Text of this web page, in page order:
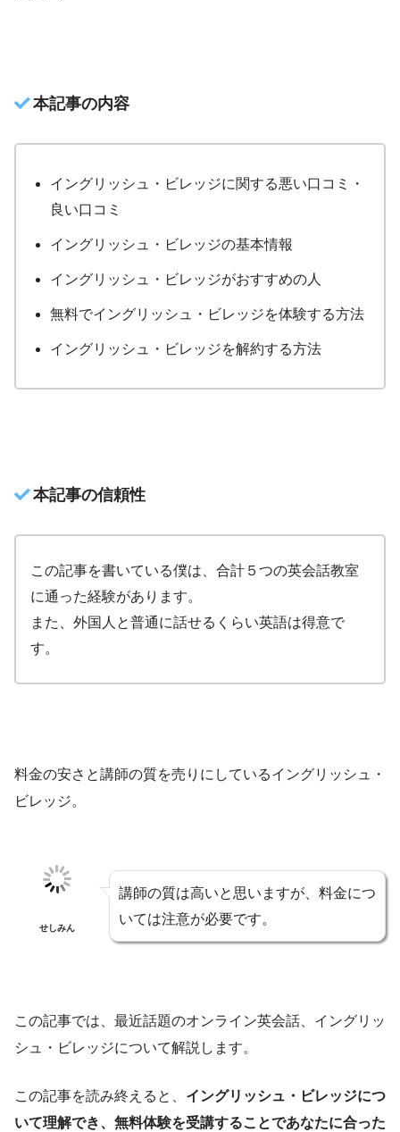
本記事の内容
イングリッシュ・ビレッジに関する悪い口コミ・
良い口コミ
イングリッシュ・ビレッジの基本情報
イングリッシュ・ビレッジがおすすめの人
無料でイングリッシュ・ビレッジを体験する方法
イングリッシュ・ビレッジを解約する方法
本記事の信頼性
この記事を書いている僕は、合計５つの英会話教室
に通った経験があります。
また、外国人と普通に話せるくらい英語は得意で
す。
料金の安さと講師の質を売りにしているイングリッシュ・
ビレッジ。
せしみん
講師の質は高いと思いますが、料金につ
いては注意が必要です。
この記事では、最近話題のオンライン英会話、イングリッ
シュ・ビレッジについて解説します。
この記事を読み終えると、 イングリッシュ・ビレッジにつ
いて理解でき、無料体験を受講することであなたに合った